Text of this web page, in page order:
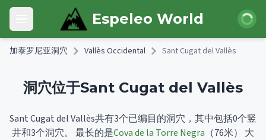
Skip to main content
Open main menu Espeleo World 登录
加泰罗尼亚洞穴 Vallès Occidental Sant Cugat del Vallès
洞穴位于Sant Cugat del Vallès
Sant Cugat del Vallès共有3个已编目的洞穴，其中包括0个竖
井和3个洞穴。
最长的是Cova de la Torre Negra （76米）
大